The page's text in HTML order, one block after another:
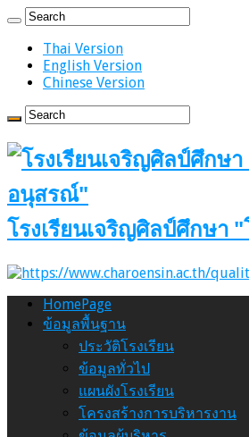
Thai Version
English Version
Chinese Version
โรงเรียนเจริญศิลป์ศึกษา
HomePage
ข้อมูลพื้นฐาน
ประวัติโรงเรียน
ข้อมูลทั่วไป
แผนผังโรงเรียน
โครงสร้างการบริหารงาน